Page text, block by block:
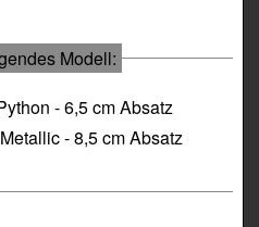
Modell:
- 6,5 cm Absatz
- 8,5 cm Absatz